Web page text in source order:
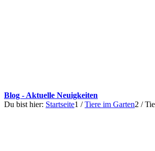
Blog - Aktuelle Neuigkeiten
Du bist hier: Startseite1 / Tiere im Garten2 /